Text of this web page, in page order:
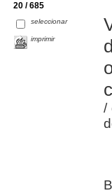
20 / 685
seleccionar
imprimir
/